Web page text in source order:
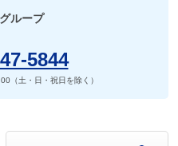
ループ
5844
（土・日・祝日を除く）